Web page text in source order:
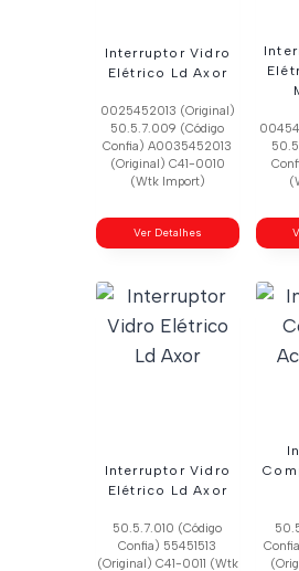
Interruptor Vidro
Elétrico Ld Axor
0025452013 (Original)
50.5.7.009 (Código
Confia) A0035452013
(Original) C41-0010
(Wtk Import)
Ver Detalhes
Interruptor Vidro
Elétrico Ld Axor
50.5.7.010 (Código
Confia) 55451513
(Original) C41-0011 (Wtk